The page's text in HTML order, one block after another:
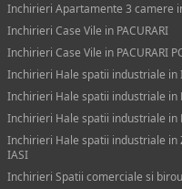
Inchirieri Apartamente 3 camere in
Inchirieri Case Vile in PACURARI
Inchirieri Case Vile in PACURARI
Inchirieri Hale spatii industriale in
Inchirieri Hale spatii industriale in
Inchirieri Hale spatii industriale in
Inchirieri Hale spatii industriale in
IASI
Inchirieri Spatii comerciale si